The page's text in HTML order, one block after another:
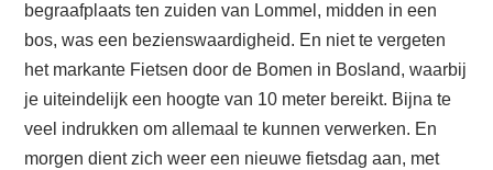
begraafplaats ten zuiden van Lommel, midden in een
bos, was een bezienswaardigheid. En niet te vergeten
het markante Fietsen door de Bomen in Bosland, waarbij
je uiteindelijk een hoogte van 10 meter bereikt. Bijna te
veel indrukken om allemaal te kunnen verwerken. En
morgen dient zich weer een nieuwe fietsdag aan, met